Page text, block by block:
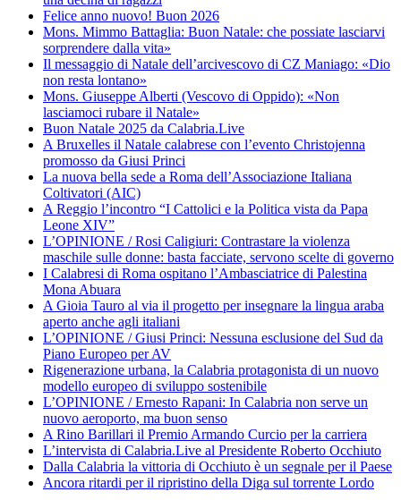
Felice anno nuovo! Buon 2026
Mons. Mimmo Battaglia: Buon Natale: che possiate lasciarvi
sorprendere dalla vita»
Il messaggio di Natale dell’arcivescovo di CZ Maniago: «Dio
non resta lontano»
Mons. Giuseppe Alberti (Vescovo di Oppido): «Non
lasciamoci rubare il Natale»
Buon Natale 2025 da Calabria.Live
A Bruxelles il Natale calabrese con l’evento Christojenna
promosso da Giusi Princi
La nuova bella sede a Roma dell’Associazione Italiana
Coltivatori (AIC)
A Reggio l’incontro “I Cattolici e la Politica vista da Papa
Leone XIV”
L’OPINIONE / Rosi Caligiuri: Contrastare la violenza
maschile sulle donne: basta facciate, servono scelte di governo
I Calabresi di Roma ospitano l’Ambasciatrice di Palestina
Mona Abuara
A Gioia Tauro al via il progetto per insegnare la lingua araba
aperto anche agli italiani
L’OPINIONE / Giusi Princi: Nessuna esclusione del Sud da
Piano Europeo per AV
Rigenerazione urbana, la Calabria protagonista di un nuovo
modello europeo di sviluppo sostenibile
L’OPINIONE / Ernesto Rapani: In Calabria non serve un
nuovo aeroporto, ma buon senso
A Rino Barillari il Premio Armando Curcio per la carriera
L’intervista di Calabria.Live al Presidente Roberto Occhiuto
Dalla Calabria la vittoria di Occhiuto è un segnale per il Paese
Ancora ritardi per il ripristino della Diga sul torrente Lordo